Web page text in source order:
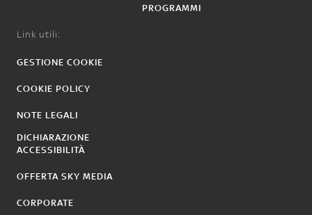
PROGRAMMI
Link utili:
GESTIONE COOKIE
COOKIE POLICY
NOTE LEGALI
DICHIARAZIONE
ACCESSIBILITÀ
OFFERTA SKY MEDIA
CORPORATE